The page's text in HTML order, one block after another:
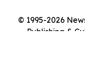
© 1995-2026
Publishing &